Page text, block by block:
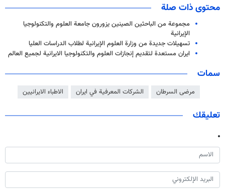
محتوى ذات صلة
مجموعة من الباحثين الصينين يزورون جامعة العلوم والتكنولوجيا
الإيرانية
تسهيلات جديدة من وزارة العلوم الإيرانية لطلاب الدراسات العليا
ايران مستعدة لتقديم إنجازات العلوم والتكنولوجيا الايرانية لجميع العالم
سمات
مرضی السرطان الشركات المعرفية في ايران الاطباء الايرانيين
تعليقك